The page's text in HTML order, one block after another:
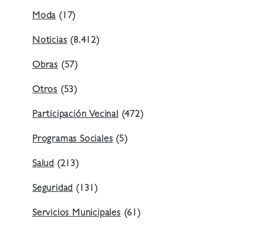
Moda (17)
Noticias (8.412)
Obras (57)
Otros (53)
Participación Vecinal (472)
Programas Sociales (5)
Salud (213)
Seguridad (131)
Servicios Municipales (61)